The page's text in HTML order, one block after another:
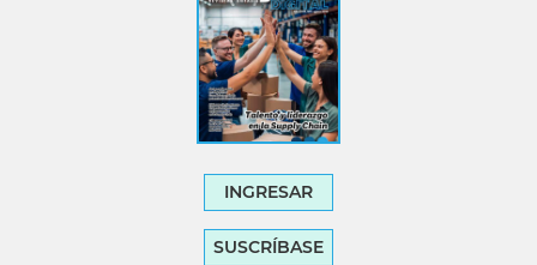
INGRESAR
SUSCRÍBASE